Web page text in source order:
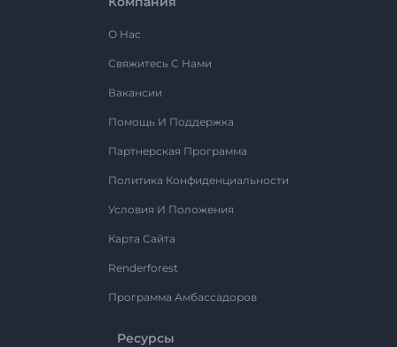
О Нас
Свяжитесь С Нами
Вакансии
Помощь И Поддержка
Партнерская Программа
Политика Конфиденциальности
Условия И Положения
Карта Сайта
Renderforest
Программа Амбассадоров
Ресурсы